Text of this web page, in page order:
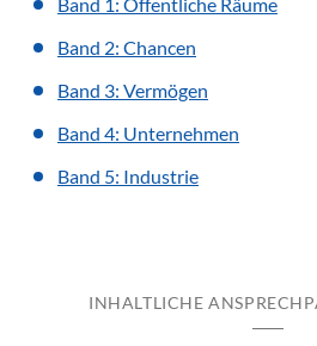
Band 2: Chancen
Band 3: Vermögen
Band 4: Unternehmen
Band 5: Industrie
INHALTLICHE